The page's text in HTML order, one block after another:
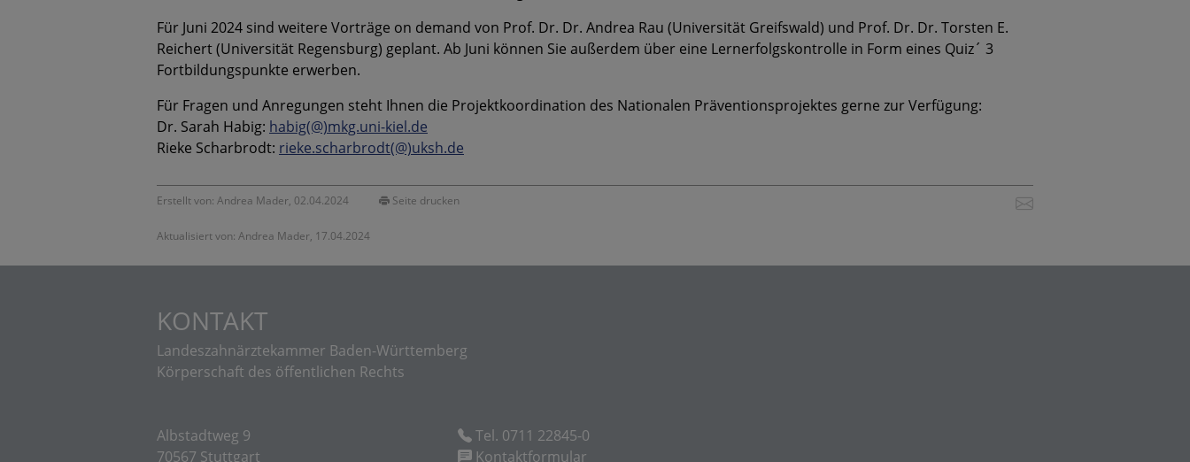
Für Juni 2024 sind weitere Vorträge on demand von Prof. Dr. Dr. Andrea Rau (Universität Greifswald) und Prof. Dr. Dr. Torsten E.
Reichert (Universität Regensburg) geplant. Ab Juni können Sie außerdem über eine Lernerfolgskontrolle in Form eines Quiz´ 3
Fortbildungspunkte erwerben.
Für Fragen und Anregungen steht Ihnen die Projektkoordination des Nationalen Präventionsprojektes gerne zur Verfügung:
Dr. Sarah Habig: habig(@)mkg.uni-kiel.de
Rieke Scharbrodt: rieke.scharbrodt(@)uksh.de
Erstellt von: Andrea Mader, 02.04.2024
Aktualisiert von: Andrea Mader, 17.04.2024
Seite drucken
KONTAKT
Landeszahnärztekammer Baden-Württemberg
Körperschaft des öffentlichen Rechts
Albstadtweg 9
70567 Stuttgart
Tel. 0711 22845-0
Kontaktformular